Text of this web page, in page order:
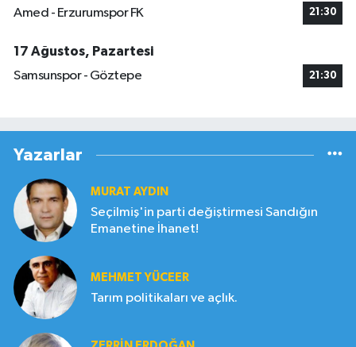
Amed - Erzurumspor FK 21:30
17 Ağustos, Pazartesi
Samsunspor - Göztepe
21:30
Yazarlar
MURAT AYDIN
Seçilmiş'in parti değiştirmesi Sandığın
Emanetine İhanet!
MEHMET YÜCEER
Tarım politikaları ve açlık.